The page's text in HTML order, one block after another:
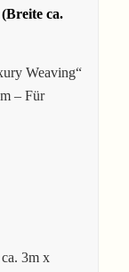
ca.
Weaving“
– Für
3m x